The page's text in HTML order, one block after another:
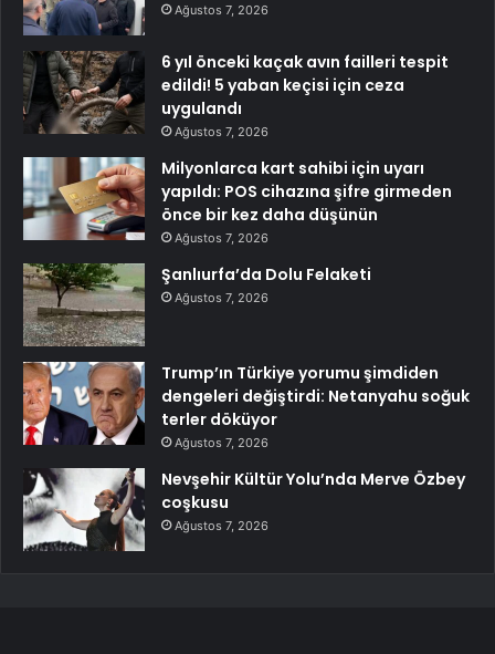
Ağustos 7, 2026
6 yıl önceki kaçak avın failleri tespit
edildi! 5 yaban keçisi için ceza
uygulandı
Ağustos 7, 2026
Milyonlarca kart sahibi için uyarı
yapıldı: POS cihazına şifre girmeden
önce bir kez daha düşünün
Ağustos 7, 2026
Şanlıurfa’da Dolu Felaketi
Ağustos 7, 2026
Trump’ın Türkiye yorumu şimdiden
dengeleri değiştirdi: Netanyahu soğuk
terler döküyor
Ağustos 7, 2026
Nevşehir Kültür Yolu’nda Merve Özbey
coşkusu
Ağustos 7, 2026